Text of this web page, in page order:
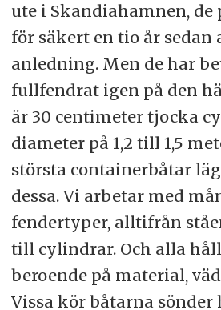
ute i Skandiahamnen, de
för säkert en tio år sedan
anledning. Men de har
fullfendrat igen på den
är 30 centimeter tjocka
diameter på 1,2 till 1,5
största containerbåtar
dessa. Vi arbetar med
fendertyper, alltifrån
till cylindrar. Och alla
beroende på material,
Vissa kör båtarna sönder